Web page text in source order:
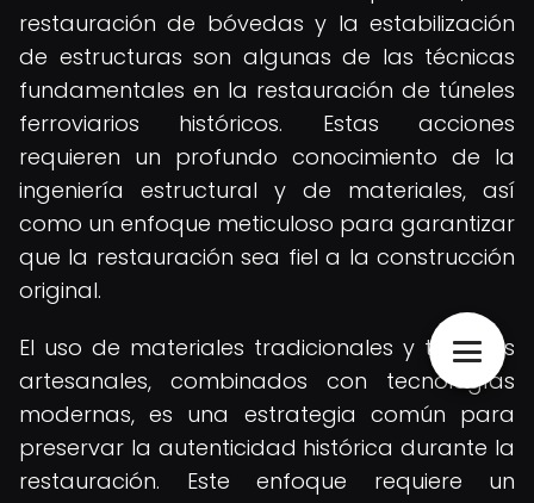
restauración de bóvedas y la estabilización
de estructuras son algunas de las técnicas
fundamentales en la restauración de túneles
ferroviarios históricos. Estas acciones
requieren un profundo conocimiento de la
ingeniería estructural y de materiales, así
como un enfoque meticuloso para garantizar
que la restauración sea fiel a la construcción
original.
El uso de materiales tradicionales y técnicas
artesanales, combinados con tecnologías
modernas, es una estrategia común para
preservar la autenticidad histórica durante la
restauración. Este enfoque requiere un